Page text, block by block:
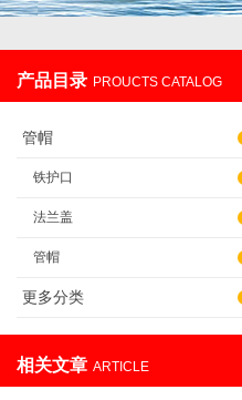
产品目录 PROUCTS CATALOG
管帽
铁护口
法兰盖
管帽
更多分类
相关文章 ARTICLE